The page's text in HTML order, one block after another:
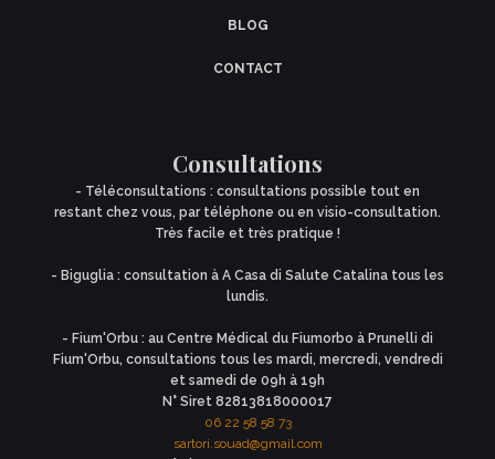
BLOG
CONTACT
Consultations
- Téléconsultations : consultations possible tout en
restant chez vous, par téléphone ou en visio-consultation.
Très facile et très pratique !
- Biguglia : consultation à A Casa di Salute Catalina tous les
lundis.
- Fium'Orbu : au Centre Médical du Fiumorbo à Prunelli di
Fium'Orbu, consultations tous les mardi, mercredi, vendredi
et samedi de 09h à 19h
N° Siret 82813818000017
06 22 58 58 73
sartori.souad@gmail.com